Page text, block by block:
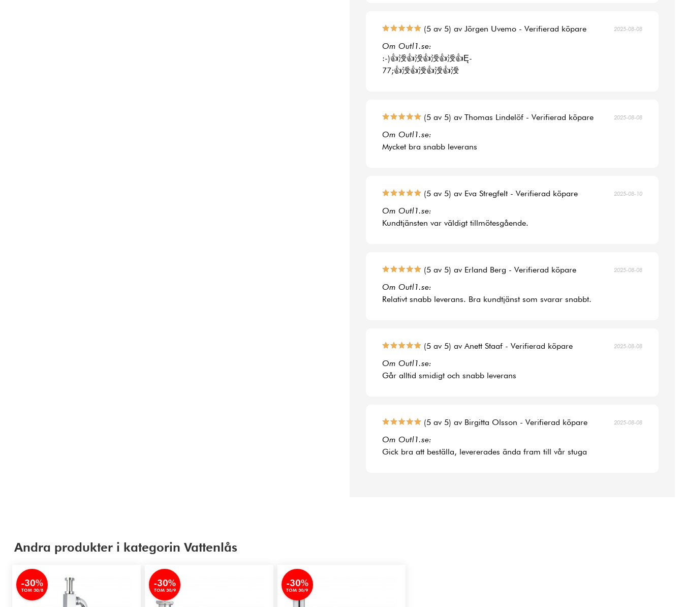
(5 av 5) av Jörgen Uvemo - Verifierad köpare 2025-08-08
Om Outl1.se:
:-)👍涭👍涭👍涭👍涭👍Ę-
77;👍涭👍涭👍涭👍涭
(5 av 5) av Thomas Lindelöf - Verifierad köpare 2025-08-08
Om Outl1.se:
Mycket bra snabb leverans
(5 av 5) av Eva Stregfelt - Verifierad köpare 2025-08-10
Om Outl1.se:
Kundtjänsten var väldigt tillmötesgående.
(5 av 5) av Erland Berg - Verifierad köpare 2025-08-08
Om Outl1.se:
Relativt snabb leverans. Bra kundtjänst som svarar snabbt.
(5 av 5) av Anett Staaf - Verifierad köpare 2025-08-08
Om Outl1.se:
Går alltid smidigt och snabb leverans
(5 av 5) av Birgitta Olsson - Verifierad köpare 2025-08-08
Om Outl1.se:
Gick bra att beställa, levererades ända fram till vår stuga
Andra produkter i kategorin Vattenlås
-30%
TOM 30/8
-30%
TOM 30/9
-30%
TOM 30/9